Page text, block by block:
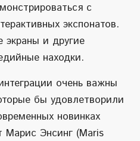
с
экспонатов.
экраны и другие
находки.
очень важны
бы удовлетворили
новинках
Марис Энсинг (Maris